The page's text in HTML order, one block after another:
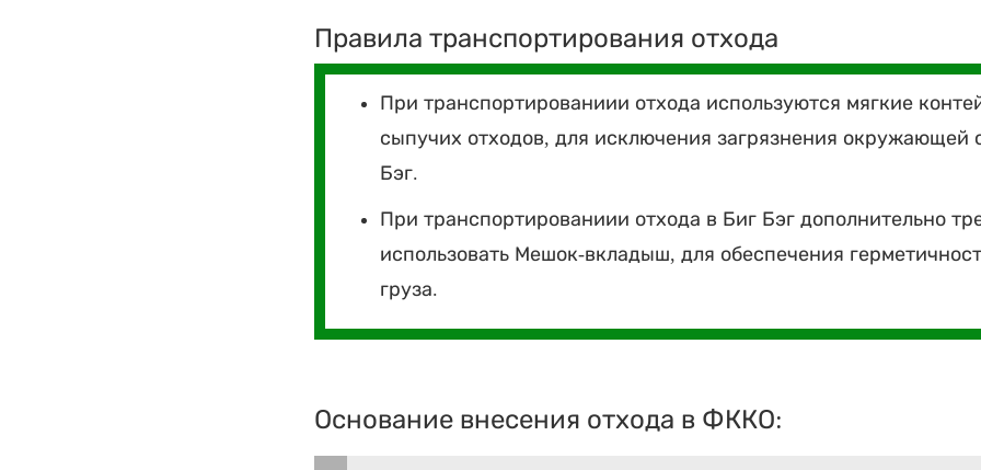
Правила транспортирования отхода
При транспортированиии отхода используются мягкие
сыпучих отходов, для исключения загрязнения
Бэг.
При транспортированиии отхода в Биг Бэг дополнительно
использовать Мешок-вкладыш, для обеспечения
груза.
Основание внесения отхода в ФККО: